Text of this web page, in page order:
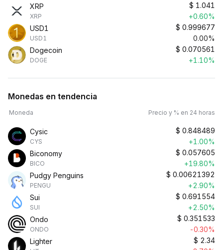
XRP
XRP
$ 1.041
+0.60%
USD1
USD1
$ 0.999677
0.00%
Dogecoin
DOGE
$ 0.070561
+1.10%
Monedas en tendencia
Moneda Precio y % en 24 horas
Cysic
CYS
$ 0.848489
+1.00%
Biconomy
BICO
$ 0.057605
+19.80%
Pudgy Penguins
PENGU
$ 0.00621392
+2.90%
Sui
SUI
$ 0.691554
+2.50%
Ondo
ONDO
$ 0.351533
-0.30%
Lighter
$ 2.34